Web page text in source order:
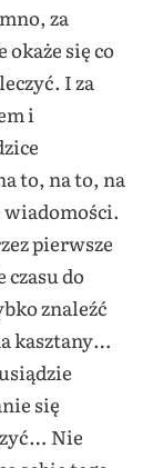
za
okaże się co
I za
i
to, na to, na
wiadomości.
pierwsze
do
znaleźć
kasztany…
się
Nie